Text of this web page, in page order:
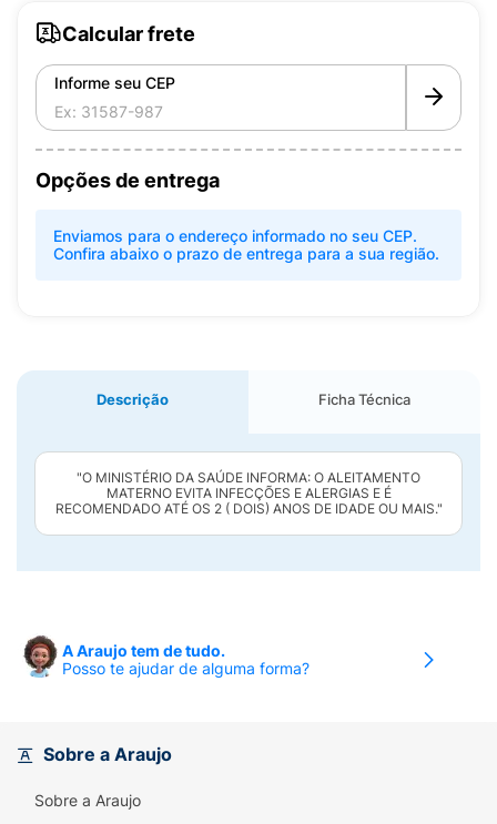
Calcular frete
Informe seu CEP
Opções de entrega
Enviamos para o endereço informado no seu CEP.
Confira abaixo o prazo de entrega para a sua região.
Descrição Ficha Técnica
"O MINISTÉRIO DA SAÚDE INFORMA: O ALEITAMENTO
MATERNO EVITA INFECÇÕES E ALERGIAS E É
RECOMENDADO ATÉ OS 2 ( DOIS) ANOS DE IDADE OU MAIS."
A Araujo tem de tudo.
Posso te ajudar de alguma forma?
Sobre a Araujo
Sobre a Araujo